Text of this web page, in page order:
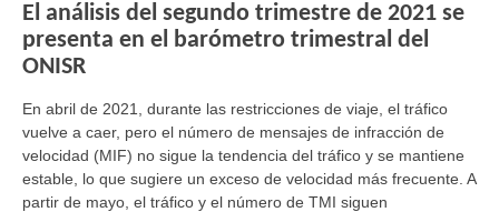
El análisis del segundo trimestre de 2021 se
presenta en el barómetro trimestral del
ONISR
En abril de 2021, durante las restricciones de viaje, el tráfico
vuelve a caer, pero el número de mensajes de infracción de
velocidad (MIF) no sigue la tendencia del tráfico y se mantiene
estable, lo que sugiere un exceso de velocidad más frecuente. A
partir de mayo, el tráfico y el número de TMI siguen